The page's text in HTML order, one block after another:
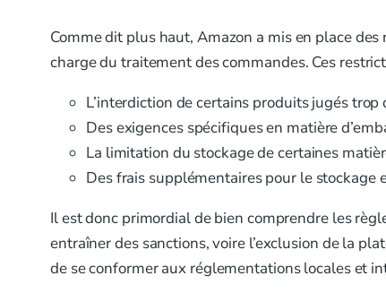
Comme dit plus haut, Amazon a mis en place
charge du traitement des commandes. Ces
L’interdiction de certains produits jugés trop
Des exigences spécifiques en matière
La limitation du stockage de certaines
Des frais supplémentaires pour le
Il est donc primordial de bien comprendre les
entraîner des sanctions, voire l’exclusion de la
de se conformer aux réglementations locales et